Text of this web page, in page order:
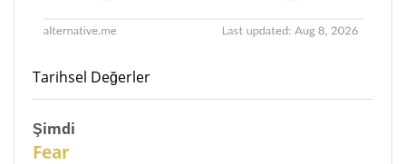
Tarihsel Değerler
Şimdi
Fear